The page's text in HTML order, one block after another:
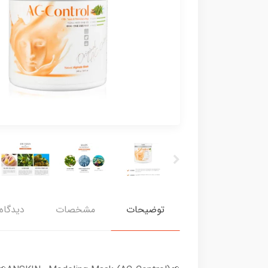
توضیحات مشخصات